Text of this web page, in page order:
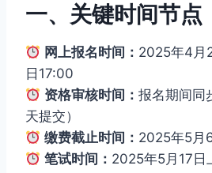
一、关键时间节点
网上报名时间： 2025年4月
日17:00
资格审核时间：报名期间同
天提交）
缴费截止时间： 2025年5月
笔试时间： 2025年5月17